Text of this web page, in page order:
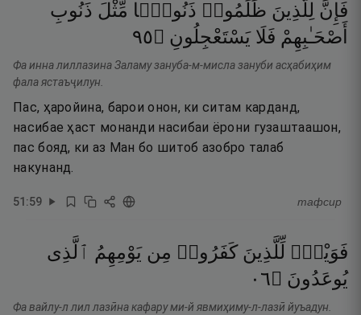
فَإِنَّ لِلَّذِينَ ظَلَمُوا۟ ذَنُوبًۭا مِّثْلَ ذَنُوبِ
أَصْحَـٰبِهِمْ فَلَا يَسْتَعْجِلُونِ ۝٥٩
Фа инна лиллазина Заламу зануба-м-мисла зануби асҳабиҳим
фала ястаъҷилун.
Пас, ҳаройина, барои онон, ки ситам карданд,
насибае ҳаст монанди насибаи ёрони гузаштаашон,
пас бояд, ки аз Ман бо шитоб азобро талаб
накунанд.
51:59 тафсир
فَوَيْلٌۭ لِّلَّذِينَ كَفَرُوا۟ مِن يَوْمِهِمُ ٱلَّذِى
يُوعَدُونَ ۝٦٠
Фа вайлу-л лил лазӣна кафару ми-й явмиҳиму-л-лазӣ йуъадун.